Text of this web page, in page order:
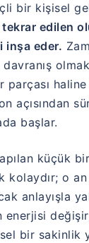
bir kişisel
tekrar edilen
inşa eder.
açısından
başlar.
küçük
o an
anlayışla
enerjisi
bir sakinlik